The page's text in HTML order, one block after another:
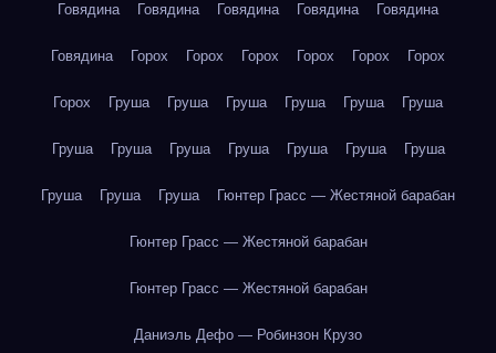
Говядина Говядина Говядина Говядина Говядина
Говядина Горох Горох Горох Горох Горох Горох
Горох Груша Груша Груша Груша Груша Груша
Груша Груша Груша Груша Груша Груша Груша
Груша Груша Груша Гюнтер Грасс — Жестяной барабан
Гюнтер Грасс — Жестяной барабан
Гюнтер Грасс — Жестяной барабан
Даниэль Дефо — Робинзон Крузо